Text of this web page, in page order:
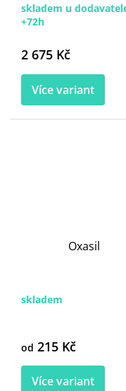
skladem u
+72h
2 675 Kč
Více variant
Oxasil
skladem
od 215 Kč
Více variant